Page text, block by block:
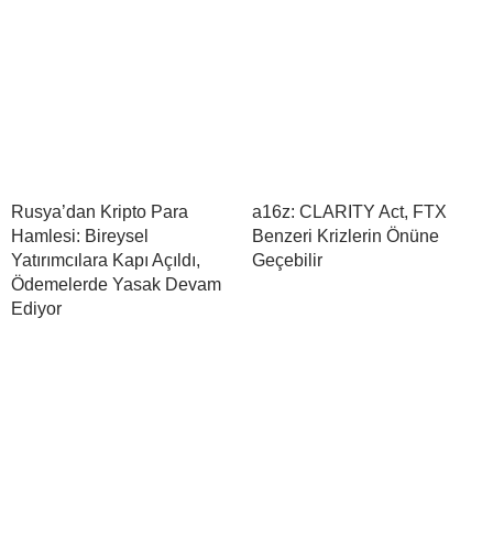
Rusya’dan Kripto Para
Hamlesi: Bireysel
Yatırımcılara Kapı Açıldı,
Ödemelerde Yasak Devam
Ediyor
a16z: CLARITY Act, FTX
Benzeri Krizlerin Önüne
Geçebilir